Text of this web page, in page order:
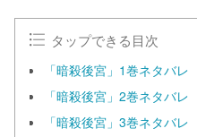
タップできる目次
「暗殺後宮」1巻ネタバレ
「暗殺後宮」2巻ネタバレ
「暗殺後宮」3巻ネタバレ